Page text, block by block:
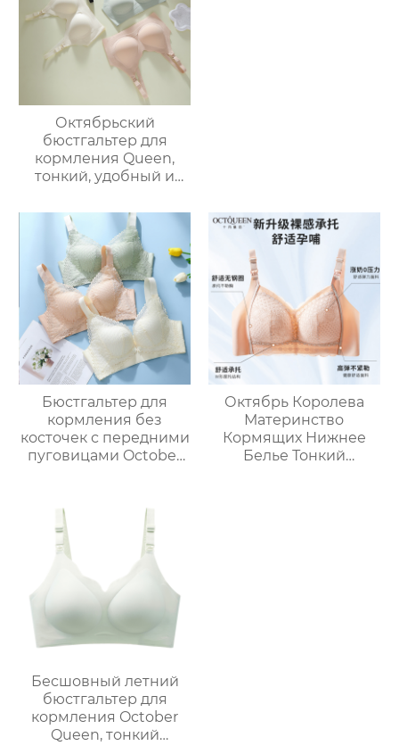
следа тонкий участок
хлопка промежности
шорты
Октябрьский
бюстгальтер для
кормления Queen,
тонкий, удобный и
бюстгальтер с
открытой пуговицей
на плечах,
противопровисающий
послеродовой
бюстгальтер для
кормящих мам
Бюстгальтер для
кормления без
косточек с передними
пуговицами October
для кормления
беременных женщин.
Октябрь Королева
Материнство
Кормящих Нижнее
Белье Тонкий
Бесшовный летний
бюстгальтер для
кормления October
Queen, тонкий